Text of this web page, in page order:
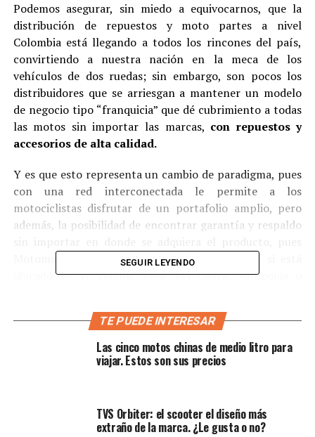
Podemos asegurar, sin miedo a equivocarnos, que la
distribución de repuestos y moto partes a nivel
Colombia está llegando a todos los rincones del país,
convirtiendo a nuestra nación en la meca de los
vehículos de dos ruedas; sin embargo, son pocos los
distribuidores que se arriesgan a mantener un modelo
de negocio tipo “franquicia” que dé cubrimiento a todas
las motos sin importar las marcas, con repuestos y
accesorios de alta calidad.
Y es que esto representa un cambio de paradigma, pues
con una red interconectada le permite a los
motociclistas disfrutar de un portafolio amplio, pero
además, la posibilidad de encontrar garantía y respaldo
Motomax sigue siendo Motomax sin importar si está
ubicado en el Tolima, Valle del Cauca, Antioquia o
motociclistas en 14 departamentos de Colombia.
SEGUIR LEYENDO
TE PUEDE INTERESAR
Las cinco motos chinas de medio litro para
viajar. Estos son sus precios
TVS Orbiter: el scooter el diseño más
extraño de la marca. ¿Le gusta o no?